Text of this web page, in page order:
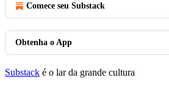
Comece seu Substack
Obtenha o App
Substack é o lar da grande cultura